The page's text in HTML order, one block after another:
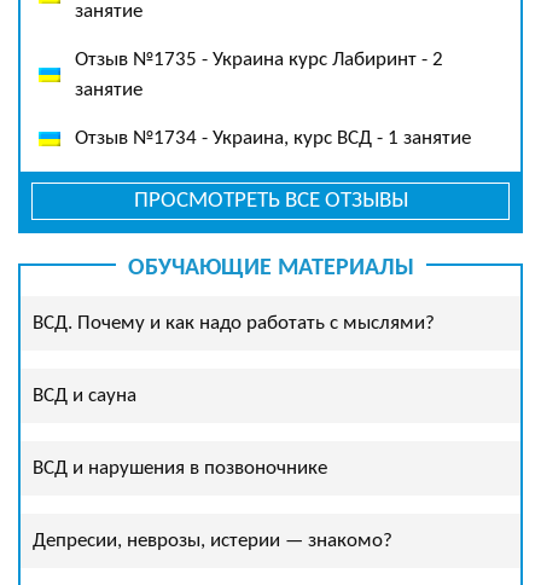
занятие
Отзыв №1735 - Украина курс Лабиринт - 2
занятие
Отзыв №1734 - Украина, курс ВСД - 1 занятие
ПРОСМОТРЕТЬ ВСЕ ОТЗЫВЫ
ОБУЧАЮЩИЕ МАТЕРИАЛЫ
ВСД. Почему и как надо работать с мыслями?
ВСД и сауна
ВСД и нарушения в позвоночнике
Депресии, неврозы, истерии — знакомо?